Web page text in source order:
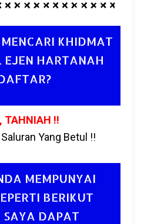
KHIDMAT
EJEN HARTANAH
TAHNIAH !!
Yang Betul !!
MEMPUNYAI
BERIKUT
SAYA DAPAT